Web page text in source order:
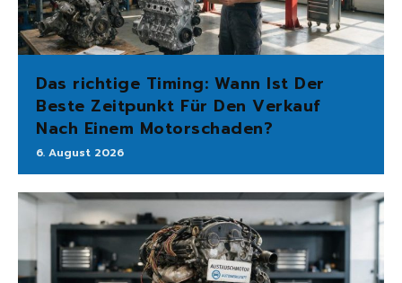
Das richtige Timing: Wann Ist Der
Beste Zeitpunkt Für Den Verkauf
Nach Einem Motorschaden?
6. August 2026